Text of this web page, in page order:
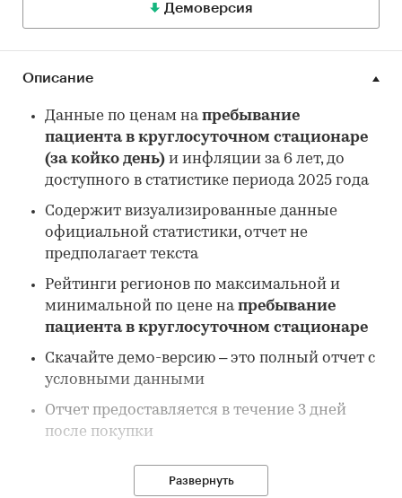
Демоверсия
Описание
Данные по ценам напребывание
пациента в круглосуточном стационаре
(за койко день) и инфляции за 6 лет, до
доступного в статистике периода 2025 года
Содержит визуализированные данные
официальной статистики, отчет не
предполагает текста
Рейтинги регионов по максимальной и
минимальной по цене напребывание
пациента в круглосуточном стационаре
Скачайте демо-версию – это полный отчет с
условными данными
Отчет предоставляется в течение 3 дней
после покупки
Развернуть